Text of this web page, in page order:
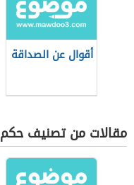
أقوال عن الصداقة
مقالات من تصنيف